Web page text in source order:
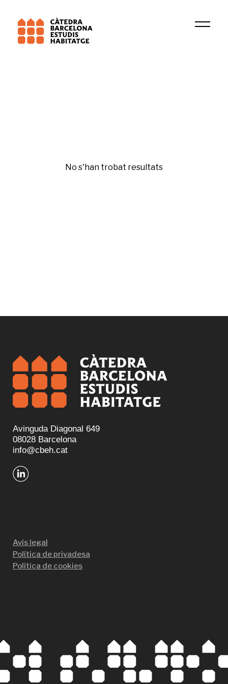
No s'han trobat resultats
Avinguda Diagonal 649
08028 Barcelona
info@cbeh.cat
Avís legal
Política de privadesa
Política de cookies